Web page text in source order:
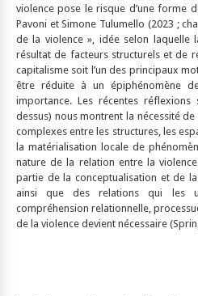
violence pose le risque d’une forme
Pavoni et Simone Tulumello (2023 ;
de la violence », idée selon laquelle
résultat de facteurs structurels et de
capitalisme soit l’un des principaux
être réduite à un épiphénomène
importance. Les récentes
dessus) nous montrent la nécessité
complexes entre les structures, les
la matérialisation locale de
nature de la relation entre la
partie de la conceptualisation et de
ainsi que des relations qui les
compréhension relationnelle,
de la violence devient nécessaire